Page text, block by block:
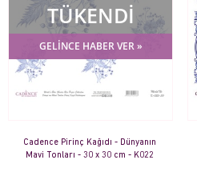
TÜKENDİ
GELİNCE HABER VER »
Cadence Pirinç Kağıdı - Dünyanın
Mavi Tonları - 30 x 30 cm - K022